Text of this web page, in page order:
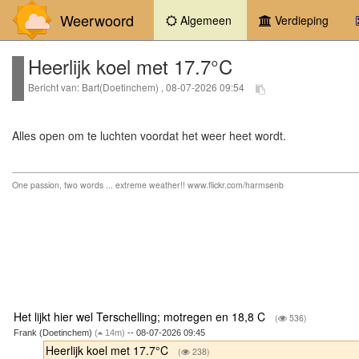
Weerwoord Algemeen (current)Verdieping
Heerlijk koel met 17.7°C
Bericht van: Bart(Doetinchem) , 08-07-2026 09:54
Alles open om te luchten voordat het weer heet wordt.
One passion, two words ... extreme weather!! www.flickr.com/harmsenb
Het lijkt hier wel Terschelling; motregen en 18,8 C ( 536)
Frank (Doetinchem) ( 14m) -- 08-07-2026 09:45
Heerlijk koel met 17.7°C ( 238)